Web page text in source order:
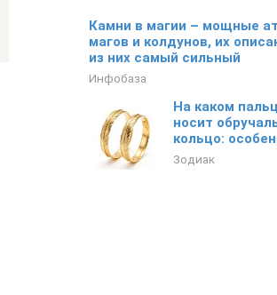
Камни в магии – мощные
магов и колдунов, их
из них самый сильный
Инфобаза
На каком
носит
кольцо:
Зодиак